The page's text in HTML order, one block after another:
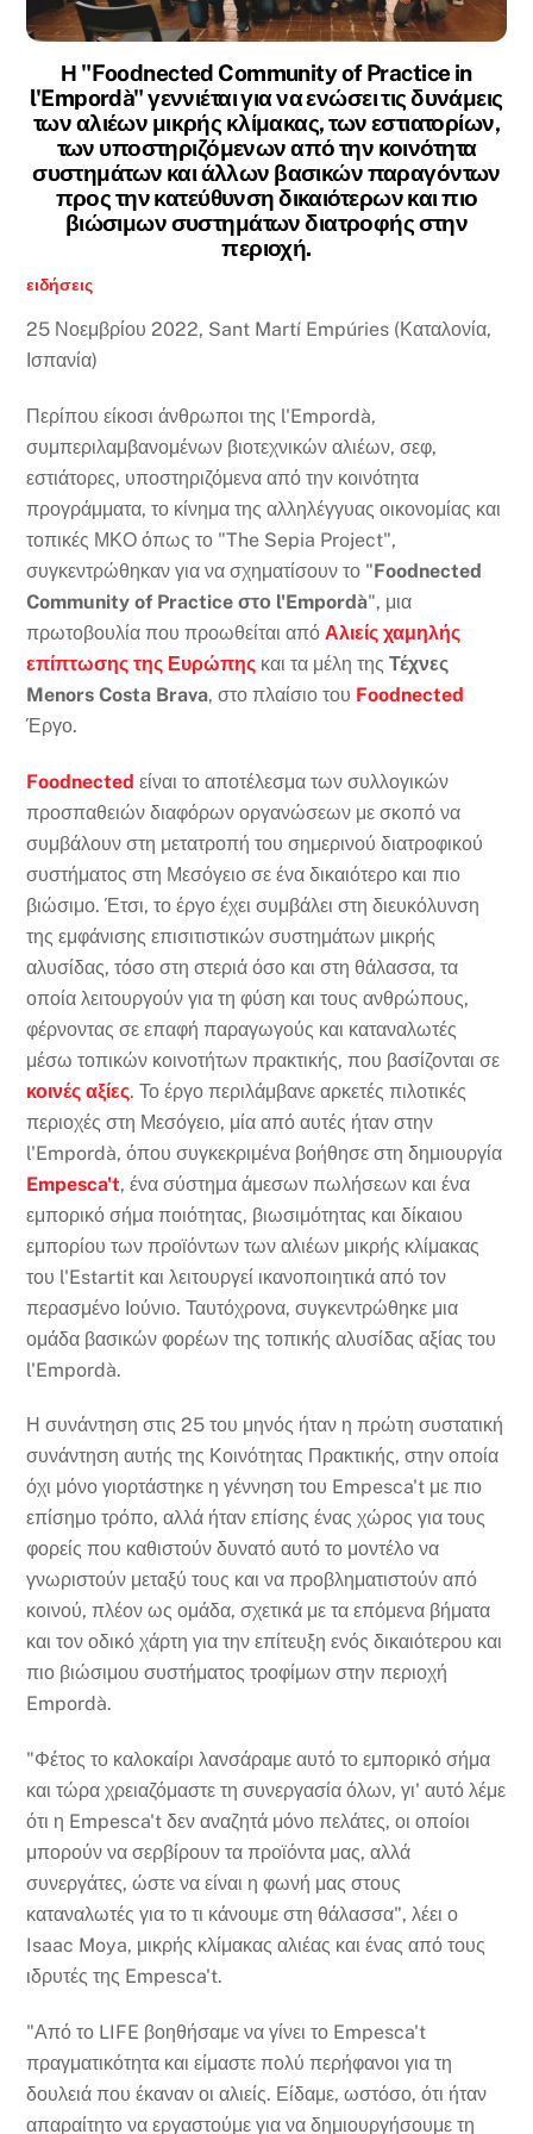
Η "Foodnected Community of Practice in
l'Empordà" γεννιέται για να ενώσει τις δυνάμεις
των αλιέων μικρής κλίμακας, των εστιατορίων,
των υποστηριζόμενων από την κοινότητα
συστημάτων και άλλων βασικών παραγόντων
προς την κατεύθυνση δικαιότερων και πιο
βιώσιμων συστημάτων διατροφής στην
περιοχή.
ειδήσεις
25 Νοεμβρίου 2022, Sant Martí Empúries (Καταλονία,
Ισπανία)
Περίπου είκοσι άνθρωποι της l'Empordà,
συμπεριλαμβανομένων βιοτεχνικών αλιέων, σεφ,
εστιάτορες, υποστηριζόμενα από την κοινότητα
προγράμματα, το κίνημα της αλληλέγγυας οικονομίας και
τοπικές ΜΚΟ όπως το "The Sepia Project",
συγκεντρώθηκαν για να σχηματίσουν το "Foodnected
Community of Practice στο l'Empordà", μια
πρωτοβουλία που προωθείται απόΑλιείς χαμηλής
επίπτωσης της Ευρώπης και τα μέλη τηςΤέχνες
Menors Costa Brava, στο πλαίσιο του Foodnected
Έργο.
Foodnected είναι το αποτέλεσμα των συλλογικών
προσπαθειών διαφόρων οργανώσεων με σκοπό να
συμβάλουν στη μετατροπή του σημερινού διατροφικού
συστήματος στη Μεσόγειο σε ένα δικαιότερο και πιο
βιώσιμο. Έτσι, το έργο έχει συμβάλει στη διευκόλυνση
της εμφάνισης επισιτιστικών συστημάτων μικρής
αλυσίδας, τόσο στη στεριά όσο και στη θάλασσα, τα
οποία λειτουργούν για τη φύση και τους ανθρώπους,
φέρνοντας σε επαφή παραγωγούς και καταναλωτές
μέσω τοπικών κοινοτήτων πρακτικής, που βασίζονται σε
κοινές αξίες. Το έργο περιλάμβανε αρκετές πιλοτικές
περιοχές στη Μεσόγειο, μία από αυτές ήταν στην
l'Empordà, όπου συγκεκριμένα βοήθησε στη δημιουργία
Empesca't, ένα σύστημα άμεσων πωλήσεων και ένα
εμπορικό σήμα ποιότητας, βιωσιμότητας και δίκαιου
εμπορίου των προϊόντων των αλιέων μικρής κλίμακας
του l'Estartit και λειτουργεί ικανοποιητικά από τον
περασμένο Ιούνιο. Ταυτόχρονα, συγκεντρώθηκε μια
ομάδα βασικών φορέων της τοπικής αλυσίδας αξίας του
l'Empordà.
Η συνάντηση στις 25 του μηνός ήταν η πρώτη συστατική
συνάντηση αυτής της Κοινότητας Πρακτικής, στην οποία
όχι μόνο γιορτάστηκε η γέννηση του Empesca't με πιο
επίσημο τρόπο, αλλά ήταν επίσης ένας χώρος για τους
φορείς που καθιστούν δυνατό αυτό το μοντέλο να
γνωριστούν μεταξύ τους και να προβληματιστούν από
κοινού, πλέον ως ομάδα, σχετικά με τα επόμενα βήματα
και τον οδικό χάρτη για την επίτευξη ενός δικαιότερου και
πιο βιώσιμου συστήματος τροφίμων στην περιοχή
Empordà.
"Φέτος το καλοκαίρι λανσάραμε αυτό το εμπορικό σήμα
και τώρα χρειαζόμαστε τη συνεργασία όλων, γι' αυτό λέμε
ότι η Empesca't δεν αναζητά μόνο πελάτες, οι οποίοι
μπορούν να σερβίρουν τα προϊόντα μας, αλλά
συνεργάτες, ώστε να είναι η φωνή μας στους
καταναλωτές για το τι κάνουμε στη θάλασσα", λέει ο
Isaac Moya, μικρής κλίμακας αλιέας και ένας από τους
ιδρυτές της Empesca't.
"Από το LIFE βοηθήσαμε να γίνει το Empesca't
πραγματικότητα και είμαστε πολύ περήφανοι για τη
δουλειά που έκαναν οι αλιείς. Είδαμε, ωστόσο, ότι ήταν
απαραίτητο να εργαστούμε για να δημιουργήσουμε τη